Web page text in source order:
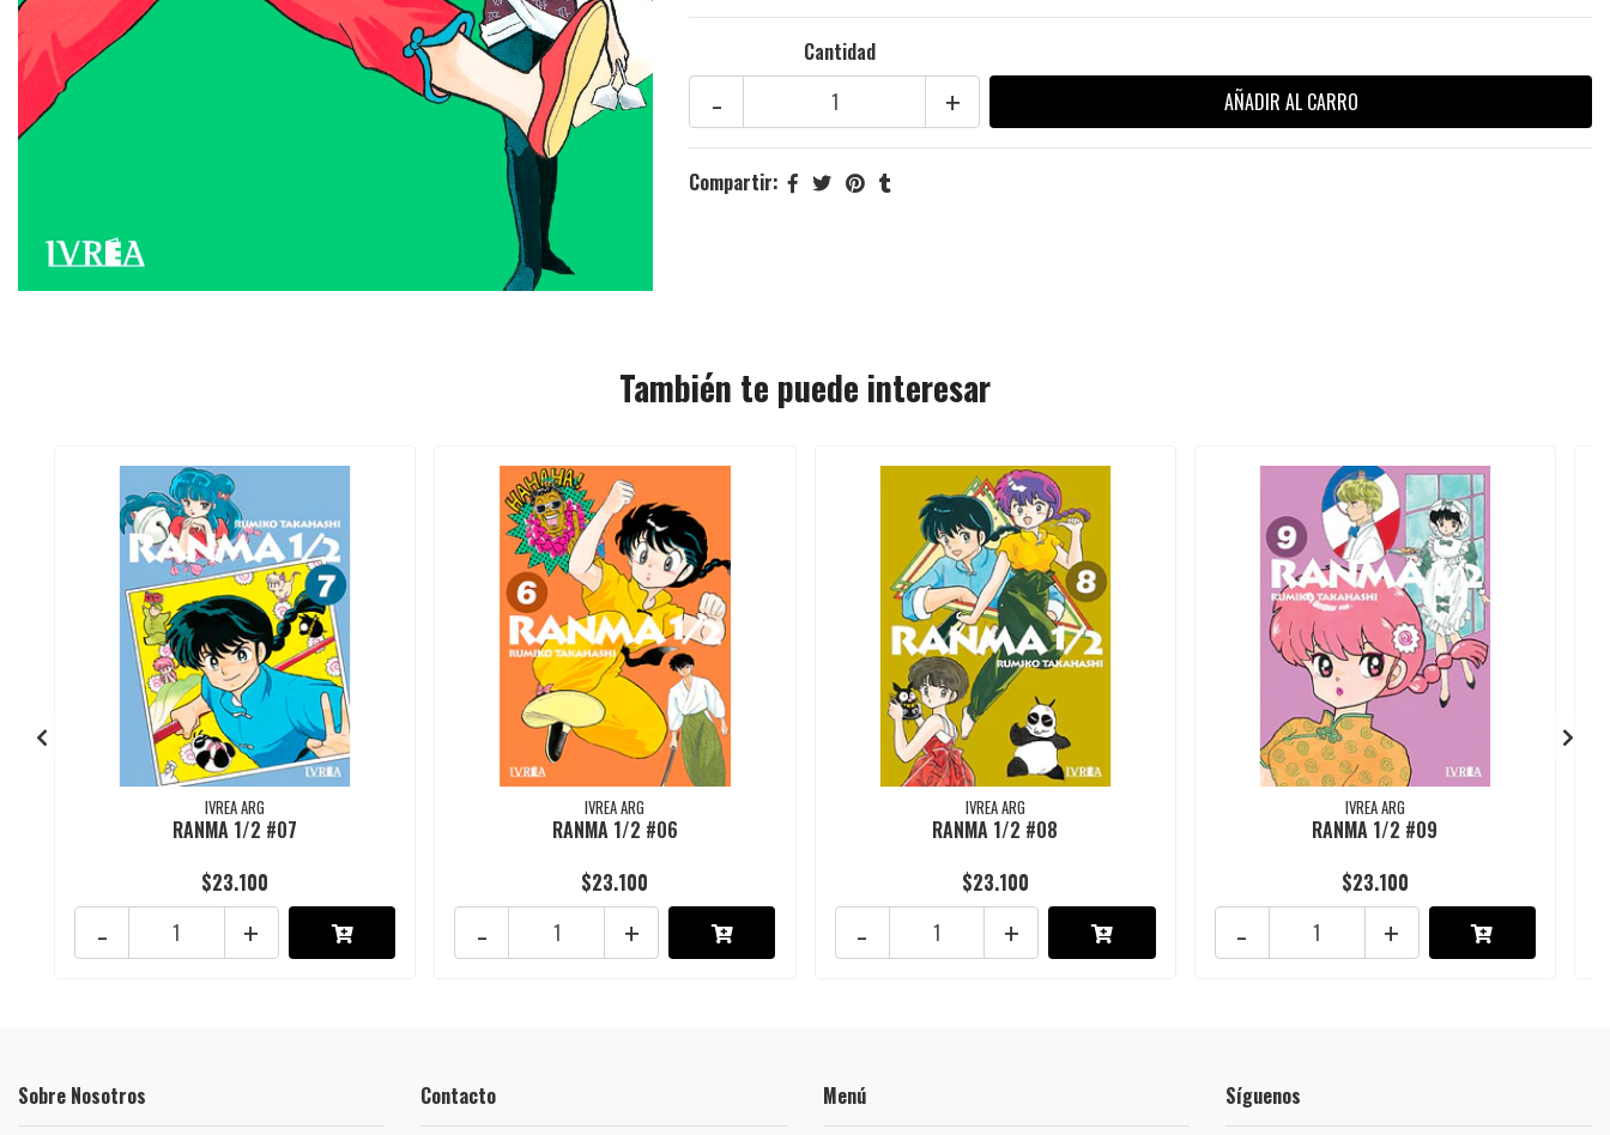
Cantidad
+
-
Compartir:
También te puede interesar
IVREA ARG
RANMA 1/2 #07
$23.100
+
-
IVREA ARG
RANMA 1/2 #06
$23.100
+
-
IVREA ARG
RANMA 1/2 #08
$23.100
+
-
IVREA ARG
RANMA 1/2 #09
$23.100
+
-
Sobre Nosotros Contacto Menú Síguenos